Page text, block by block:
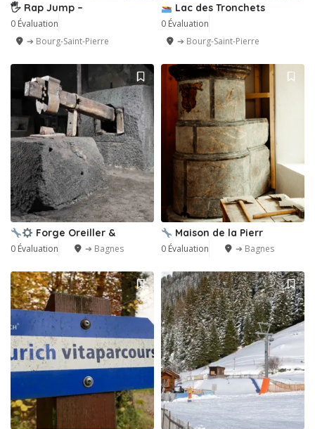
🖐️ Rap Jump –
0 Évaluation
➔ Bourg-Saint-Pierre
Lac des Tronchets
0 Évaluation
➔ Bourg-Saint-Pierre
Forge Oreiller &
0 Évaluation ➔ Bagnes
Maison de la Pierr
0 Évaluation ➔ Bagnes